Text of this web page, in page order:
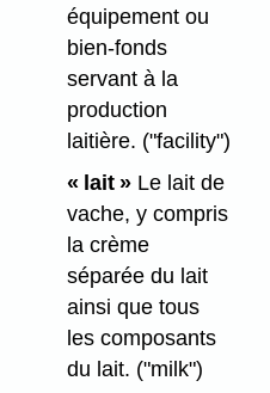
équipement ou
bien-fonds
servant à la
production
laitière. ("facility")
« lait »Le lait de
vache, y compris
la crème
séparée du lait
ainsi que tous
les composants
du lait. ("milk")